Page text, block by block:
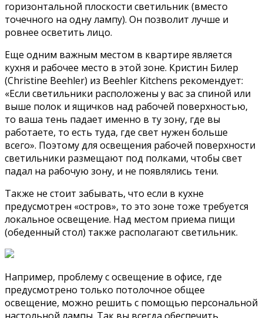
горизонтальной плоскости светильник (вместо
точечного на одну лампу). Он позволит лучше и
ровнее осветить лицо.
Еще одним важным местом в квартире является
кухня и рабочее место в этой зоне. Кристин Билер
(Christine Beehler) из Beehler Kitchens рекомендует:
«Если светильники расположены у вас за спиной или
выше полок и ящичков над рабочей поверхностью,
то ваша тень падает именно в ту зону, где вы
работаете, то есть туда, где свет нужен больше
всего». Поэтому для освещения рабочей поверхности
светильники размещают под полками, чтобы свет
падал на рабочую зону, и не появлялись тени.
Также не стоит забывать, что если в кухне
предусмотрен «остров», то это зоне тоже требуется
локальное освещение. Над местом приема пищи
(обеденный стол) также располагают светильник.
Например, проблему с освещение в офисе, где
предусмотрено только потолочное общее
освещение, можно решить с помощью персональной